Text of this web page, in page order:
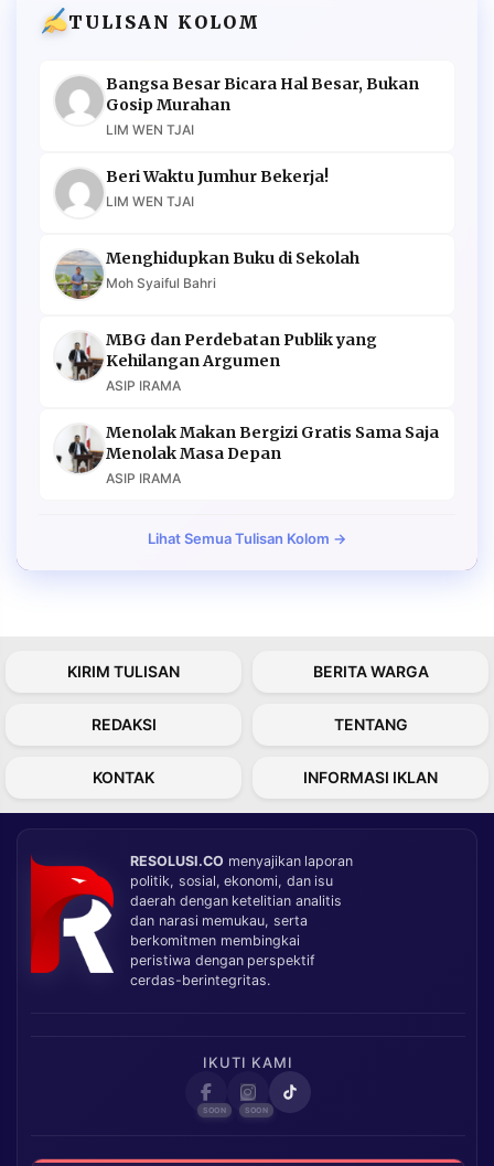
TULISAN KOLOM
Bangsa Besar Bicara Hal Besar, Bukan
Gosip Murahan
LIM WEN TJAI
Beri Waktu Jumhur Bekerja!
LIM WEN TJAI
Menghidupkan Buku di Sekolah
Moh Syaiful Bahri
MBG dan Perdebatan Publik yang
Kehilangan Argumen
ASIP IRAMA
Menolak Makan Bergizi Gratis Sama Saja
Menolak Masa Depan
ASIP IRAMA
Lihat Semua Tulisan Kolom →
KIRIM TULISAN BERITA WARGA
REDAKSI TENTANG
KONTAK INFORMASI IKLAN
RESOLUSI.CO menyajikan laporan
politik, sosial, ekonomi, dan isu
daerah dengan ketelitian analitis
dan narasi memukau, serta
berkomitmen membingkai
peristiwa dengan perspektif
cerdas-berintegritas.
IKUTI KAMI